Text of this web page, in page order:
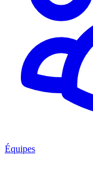
Équipes